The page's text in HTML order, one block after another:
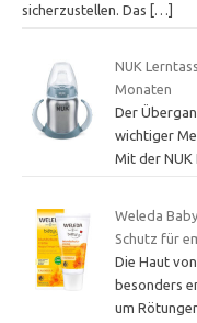
sicherzustellen. Das
[…]
NUK
Monaten
Der
wichtiger
Mit der NUK
Weleda
Schutz für
Die Haut
besonders
um